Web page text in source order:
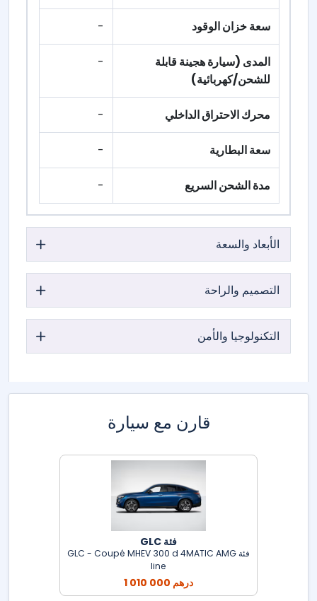
سعة خزان الوقود -
المدى (سيارة هجينة قابلة
للشحن/كهربائية)
-
محرك الاحتراق الداخلي -
سعة البطارية -
مدة الشحن السريع -
الأبعاد والسعة
التصميم والراحة
التكنولوجيا والأمن
قارن مع سيارة
فئة GLC
فئة GLC - Coupé MHEV 300 d 4MATIC AMG
line
1 010 000 درهم